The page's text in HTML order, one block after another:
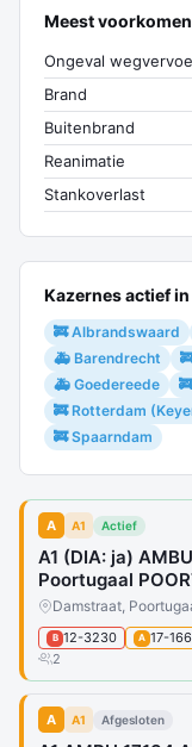
Meest
Ongeval
Brand
Buitenbrand
Reanimatie
Stankoverlast
Kazernes actief
🚒 Albrandswaard
🚑 Barendrecht
🚑 Goedereede
🚒 Rotterdam
🚒 Spaarndam
A A1 Actief
A1 (DIA: ja)
Poortugaal
Damstraat,
B 12-3230 A 17-166
2
A A1 Afgesloten